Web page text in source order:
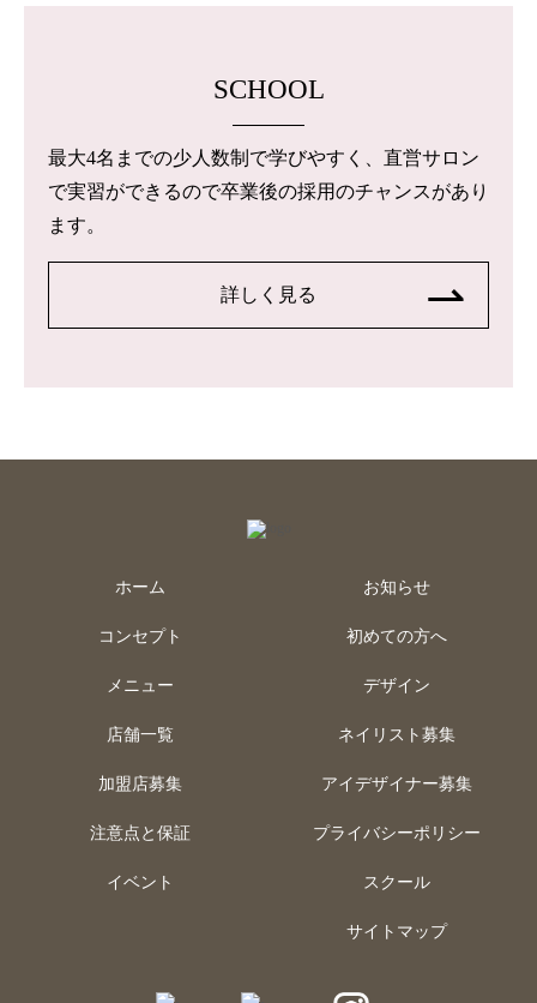
SCHOOL
最大4名までの少人数制で学びやすく、直営サロン
で実習ができるので卒業後の採用のチャンスがあり
ます。
詳しく見る
ホーム
コンセプト
メニュー
店舗一覧
加盟店募集
注意点と保証
イベント
お知らせ
初めての方へ
デザイン
ネイリスト募集
アイデザイナー募集
プライバシーポリシー
スクール
サイトマップ